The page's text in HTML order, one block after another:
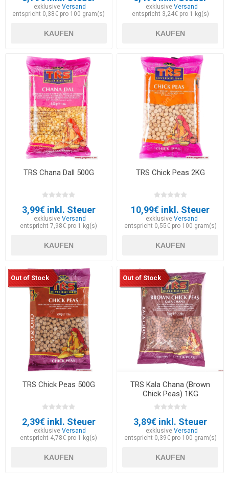
exklusiveVersand
entspricht 0,38€ pro 100 gram(s)
KAUFEN
exklusive Versand
entspricht 3,24€ pro 1 kg(s)
KAUFEN
TRS Chana Dall 500G
3,99€ inkl. Steuer
exklusiveVersand
entspricht 7,98€ pro 1 kg(s)
KAUFEN
TRS Chick Peas 2KG
10,99€ inkl. Steuer
exklusive Versand
entspricht 0,55€ pro 100 gram(s)
KAUFEN
Out of Stock
TRS Chick Peas 500G
2,39€ inkl. Steuer
exklusiveVersand
entspricht 4,78€ pro 1 kg(s)
KAUFEN
Out of Stock
TRS Kala Chana (Brown
Chick Peas) 1KG
3,89€ inkl. Steuer
exklusive Versand
entspricht 0,39€ pro 100 gram(s)
KAUFEN